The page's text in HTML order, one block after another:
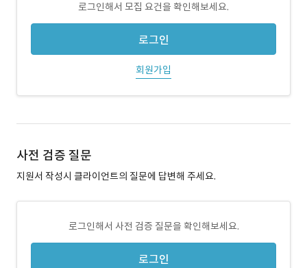
로그인해서 모집 요건을 확인해보세요.
로그인
회원가입
사전 검증 질문
지원서 작성시 클라이언트의 질문에 답변해 주세요.
로그인해서 사전 검증 질문을 확인해보세요.
로그인